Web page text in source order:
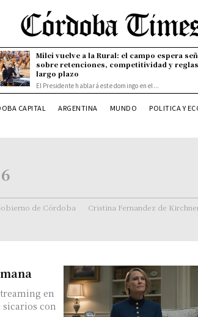
Milei vuelve a la Rural: el campo espera
sobre retenciones, competitividad y
largo plazo
El Presidente hablará este domingo en el...
CAPITAL ARGENTINA MUNDO POLITICA Y
de Córdoba Cristina Fernandez de
en